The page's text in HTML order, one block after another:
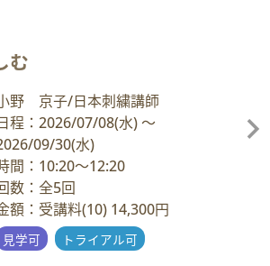
む
野 京子/日本刺繍講師
程：2026/07/08(水)～
09/30(水)
間：10:20～12:20
数：全5回
額：受講料(10) 14,300円
見学可 トライアル可